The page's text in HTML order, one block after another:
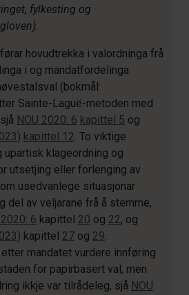
fylkesting og
.
hovudtrekka i valordninga frå
i og mandatfordelinga
(bokmål:
Sainte-Laguë-metoden med
NOU 2020: 6 kapittel 5 og
kapittel 12. To viktige
upartisk klageordning og
utsetjing eller forlenging av
usedvanlege situasjonar
del av veljarane frå å stemme,
6 kapittel 20 og 22, og
kapittel 27 og 29.
mandatet vurdere innføring
for papirbasert val, men
ikkje var tilrådeleg, sjå NOU